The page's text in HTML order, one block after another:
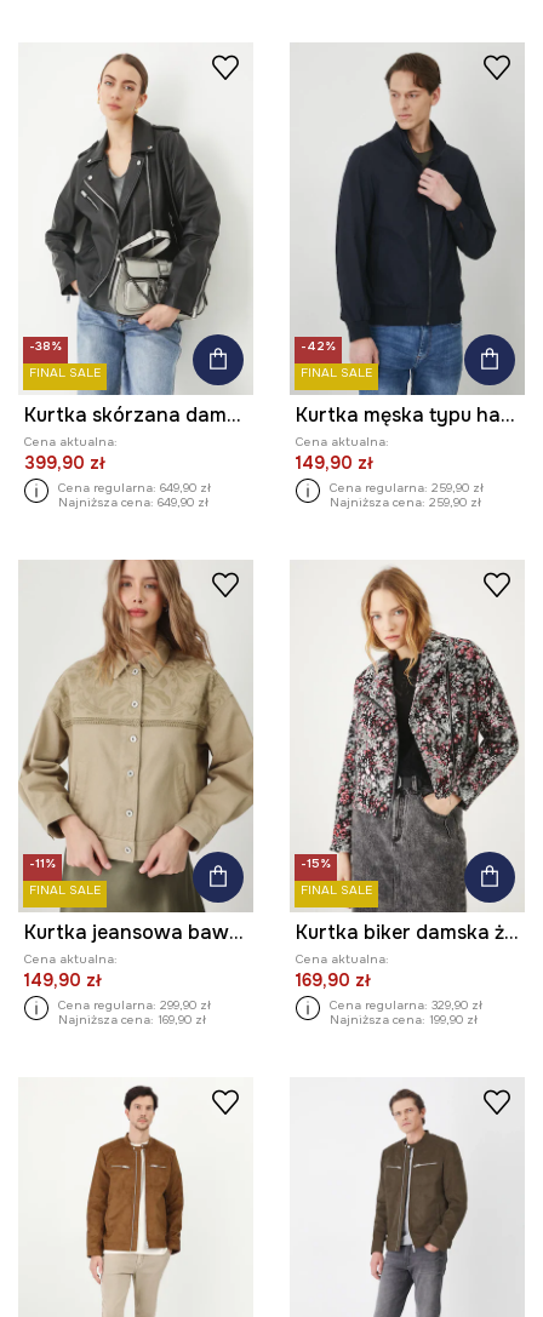
-38%
FINAL SALE
Kurtka skórzana damska biker kolor czarny
Cena aktualna:
399,90 zł
Cena regularna: 649,90 zł
Najniższa cena: 649,90 zł
-42%
FINAL SALE
Kurtka męska typu harrington gładka kolor granatowy
Cena aktualna:
149,90 zł
Cena regularna: 259,90 zł
Najniższa cena: 259,90 zł
-11%
FINAL SALE
Kurtka jeansowa bawełniana damska z ozdobnymi haftami kolor zielony
Cena aktualna:
149,90 zł
Cena regularna: 299,90 zł
Najniższa cena: 169,90 zł
-15%
FINAL SALE
Kurtka biker damska żakardowa kolor multicolor
Cena aktualna:
169,90 zł
Cena regularna: 329,90 zł
Najniższa cena: 199,90 zł